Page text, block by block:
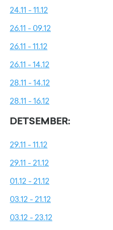
24.11 - 11.12
26.11 - 09.12
26.11 - 11.12
26.11 - 14.12
28.11 - 14.12
28.11 - 16.12
DETSEMBER:
29.11 - 11.12
29.11 - 21.12
01.12 - 21.12
03.12 - 21.12
03.12 - 23.12